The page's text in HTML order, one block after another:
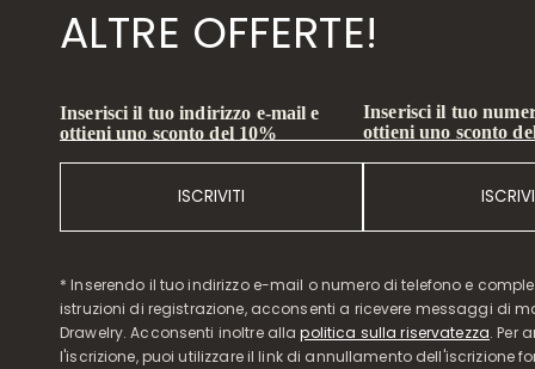
ALTRE OFFERTE!
Inserisci il tuo indirizzo e-mail e
ottieni uno sconto del 10%
ISCRIVITI
Inserisci il tuo
ottieni uno sconto
* Inserendo il tuo indirizzo e-mail o numero di telefono e
istruzioni di registrazione, acconsenti a ricevere messaggi di
Drawelry. Acconsenti inoltre allapolitica sulla riservatezza. Per
l'iscrizione, puoi utilizzare il link di annullamento dell'iscrizione